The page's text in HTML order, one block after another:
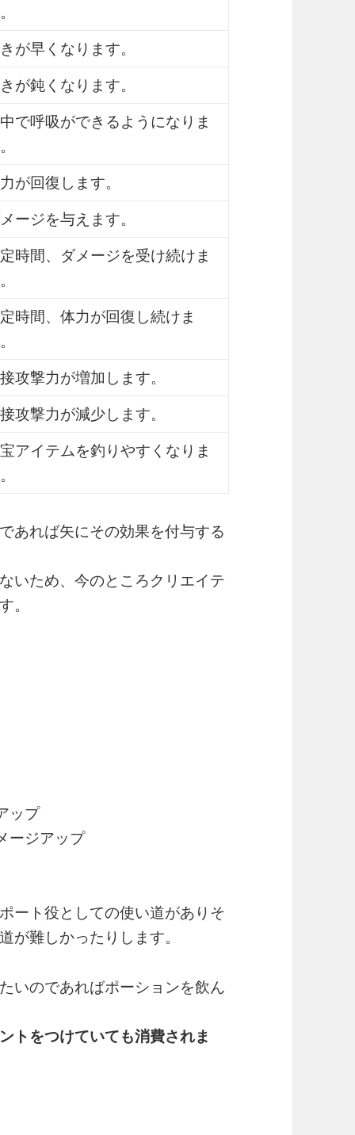
が早くなります。
が鈍くなります。
で呼吸ができるようになりま
が回復します。
ージを与えます。
時間、ダメージを受け続けま
時間、体力が回復し続けま
攻撃力が増加します。
攻撃力が減少します。
アイテムを釣りやすくなりま
あれば矢にその効果を付与する
いため、今のところクリエイテ
。
ップ
ージアップ
ート役としての使い道がありそ
が難しかったりします。
いのであればポーションを飲ん
トをつけていても消費されま